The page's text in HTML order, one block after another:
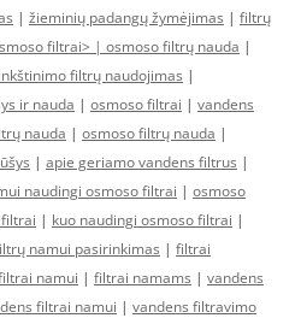
| žieminių padangų žymėjimas | filtrų
filtrai> | osmoso filtrų nauda |
filtrų naudojimas |
ir nauda | osmoso filtrai | vandens
nauda | osmoso filtrų nauda |
| apie geriamo vandens filtrus |
naudingi osmoso filtrai | osmoso
| kuo naudingi osmoso filtrai |
namui pasirinkimas | filtrai
namui | filtrai namams | vandens
filtrai namui | vandens filtravimo